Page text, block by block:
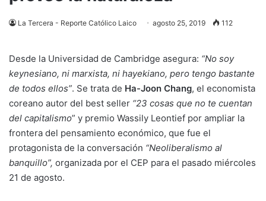
La Tercera - Reporte Católico Laico agosto 25, 2019 112
Desde la Universidad de Cambridge asegura: “No soy
keynesiano, ni marxista, ni hayekiano, pero tengo bastante
de todos ellos”. Se trata de Ha-Joon Chang, el economista
coreano autor del best seller “23 cosas que no te cuentan
del capitalismo” y premio Wassily Leontief por ampliar la
frontera del pensamiento económico, que fue el
protagonista de la conversación “Neoliberalismo al
banquillo”, organizada por el CEP para el pasado miércoles
21 de agosto.